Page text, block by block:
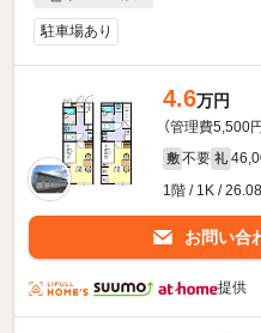
駐車場あり
4.6万円
（管理費5,500円
敷 不要 礼
1階 / 1K /
お問い合
提供